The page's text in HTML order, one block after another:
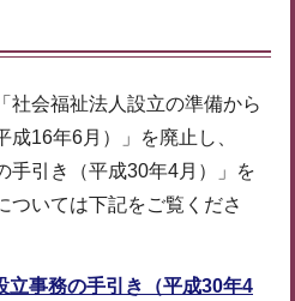
社会福祉法人設立の準備から
16年6月）」を廃止し、
手引き（平成30年4月）」を
ついては下記をご覧くださ
立事務の手引き（平成30年4